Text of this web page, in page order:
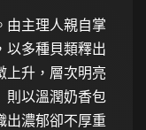
由主理人親自掌
以多種貝類釋出
上升，層次明亮
則以溫潤奶香包
出濃郁卻不厚重